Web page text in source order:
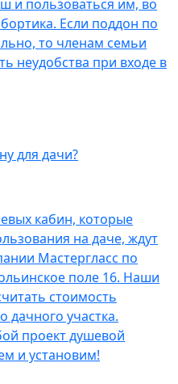
и пользоваться им, во
Если поддон по
то членам семьи
неудобства при входе в
для дачи?
кабин, которые
на даче, ждут
Мастергласс по
поле 16. Наши
стоимость
дачного участка.
проект душевой
и установим!